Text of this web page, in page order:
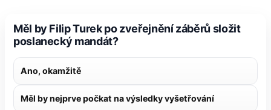
Měl by Filip Turek po zveřejnění záběrů složit
poslanecký mandát?
Ano, okamžitě
Měl by nejprve počkat na výsledky vyšetřování